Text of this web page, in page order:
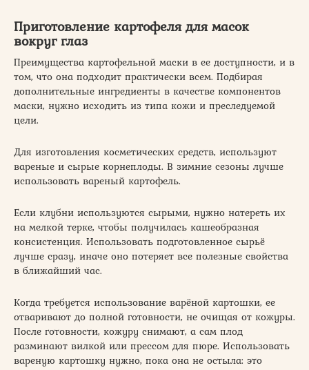
Приготовление картофеля для масок
вокруг глаз
Преимущества картофельной маски в ее доступности, и в
том, что она подходит практически всем. Подбирая
дополнительные ингредиенты в качестве компонентов
маски, нужно исходить из типа кожи и преследуемой
цели.
Для изготовления косметических средств, используют
вареные и сырые корнеплоды. В зимние сезоны лучше
использовать вареный картофель.
Если клубни используются сырыми, нужно натереть их
на мелкой терке, чтобы получилась кашеобразная
консистенция. Использовать подготовленное сырьё
лучше сразу, иначе оно потеряет все полезные свойства
в ближайший час.
Когда требуется использование варёной картошки, ее
отваривают до полной готовности, не очищая от кожуры.
После готовности, кожуру снимают, а сам плод
разминают вилкой или прессом для пюре. Использовать
вареную картошку нужно, пока она не остыла: это